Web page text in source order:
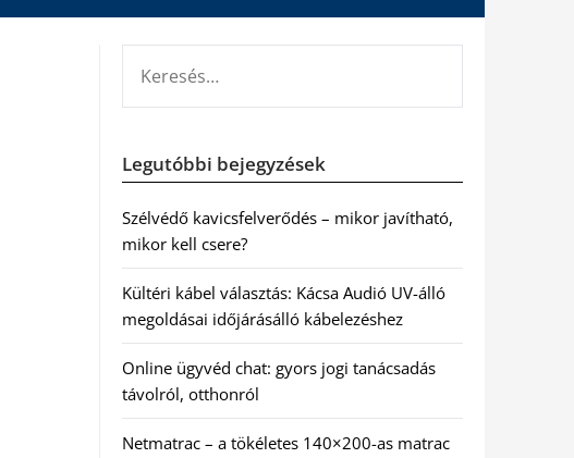
Legutóbbi bejegyzések
Szélvédő kavicsfelverődés – mikor javítható,
mikor kell csere?
Kültéri kábel választás: Kácsa Audió UV-álló
megoldásai időjárásálló kábelezéshez
Online ügyvéd chat: gyors jogi tanácsadás
távolról, otthonról
Netmatrac – a tökéletes 140×200-as matrac